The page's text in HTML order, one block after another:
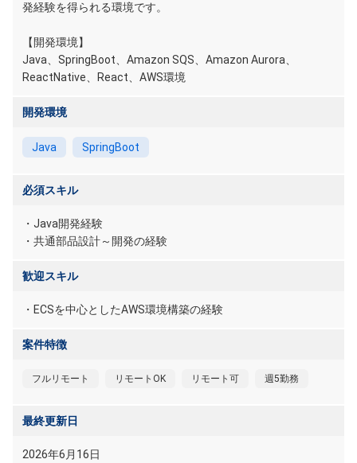
発経験を得られる環境です。
【開発環境】
Java、SpringBoot、Amazon SQS、Amazon Aurora、
ReactNative、React、AWS環境
開発環境
Java SpringBoot
必須スキル
・Java開発経験
・共通部品設計～開発の経験
歓迎スキル
・ECSを中心としたAWS環境構築の経験
案件特徴
フルリモート リモートOK リモート可 週5勤務
最終更新日
2026年6月16日